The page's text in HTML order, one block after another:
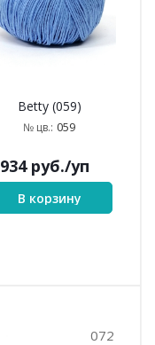
Betty (059)
№ цв.: 059
934руб./уп
В корзину
072